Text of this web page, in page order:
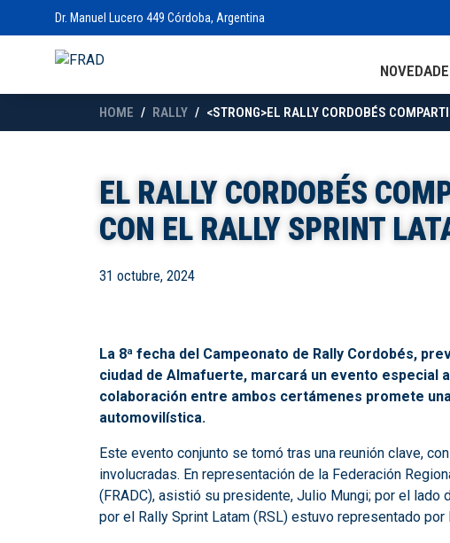
Dr. Manuel Lucero 449 Córdoba, Argentina
HOME RALLY <STRONG>EL RALLY CORDOBÉS
EL RALLY CORDOBÉS
CON EL RALLY SPRINT
31 octubre, 2024
La 8ª fecha del Campeonato de Rally Cordobés,
ciudad de Almafuerte, marcará un evento especial
colaboración entre ambos certámenes promete
automovilística.
Este evento conjunto se tomó tras una reunión clave,
involucradas. En representación de la Federación
(FRADC), asistió su presidente, Julio Mungi; por el lado
por el Rally Sprint Latam (RSL) estuvo representado por